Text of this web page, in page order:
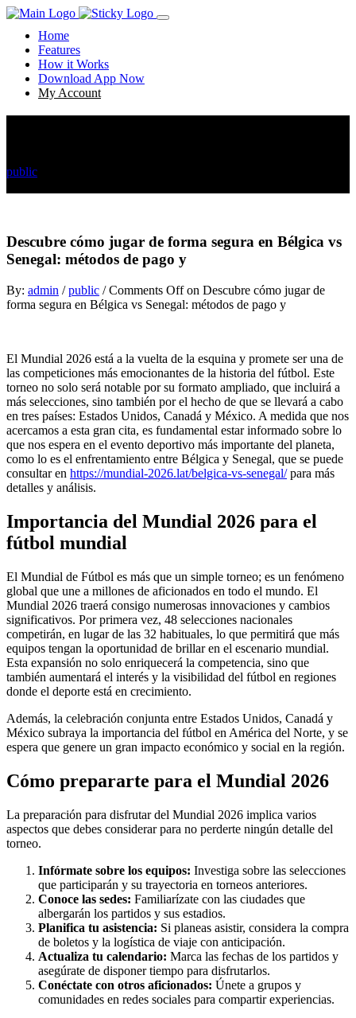
Home
Features
How it Works
Download App Now
My Account
public
Descubre cómo jugar de forma segura en Bélgica vs
Senegal: métodos de pago y
By: admin / public / Comments Offon Descubre cómo jugar de
forma segura en Bélgica vs Senegal: métodos de pago y
El Mundial 2026 está a la vuelta de la esquina y promete ser una de
las competiciones más emocionantes de la historia del fútbol. Este
torneo no solo será notable por su formato ampliado, que incluirá a
más selecciones, sino también por el hecho de que se llevará a cabo
en tres países: Estados Unidos, Canadá y México. A medida que nos
acercamos a esta gran cita, es fundamental estar informado sobre lo
que nos espera en el evento deportivo más importante del planeta,
como lo es el enfrentamiento entre Bélgica y Senegal, que se puede
consultar en https://mundial-2026.lat/belgica-vs-senegal/para más
detalles y análisis.
Importancia del Mundial 2026 para el
fútbol mundial
El Mundial de Fútbol es más que un simple torneo; es un fenómeno
global que une a millones de aficionados en todo el mundo. El
Mundial 2026 traerá consigo numerosas innovaciones y cambios
significativos. Por primera vez, 48 selecciones nacionales
competirán, en lugar de las 32 habituales, lo que permitirá que más
equipos tengan la oportunidad de brillar en el escenario mundial.
Esta expansión no solo enriquecerá la competencia, sino que
también aumentará el interés y la visibilidad del fútbol en regiones
donde el deporte está en crecimiento.
Además, la celebración conjunta entre Estados Unidos, Canadá y
México subraya la importancia del fútbol en América del Norte, y se
espera que genere un gran impacto económico y social en la región.
Cómo prepararte para el Mundial 2026
La preparación para disfrutar del Mundial 2026 implica varios
aspectos que debes considerar para no perderte ningún detalle del
torneo.
Infórmate sobre los equipos: Investiga sobre las selecciones
que participarán y su trayectoria en torneos anteriores.
Conoce las sedes: Familiarízate con las ciudades que
albergarán los partidos y sus estadios.
Planifica tu asistencia: Si planeas asistir, considera la compra
de boletos y la logística de viaje con anticipación.
Actualiza tu calendario: Marca las fechas de los partidos y
asegúrate de disponer tiempo para disfrutarlos.
Conéctate con otros aficionados: Únete a grupos y
comunidades en redes sociales para compartir experiencias.